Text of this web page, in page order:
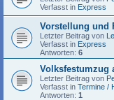
Verfasst in Express
Vorstellung und
Letzter Beitrag von
Verfasst in Express
Antworten: 6
Volksfestumzug
Letzter Beitrag von
Verfasst in Termine /
Antworten: 1